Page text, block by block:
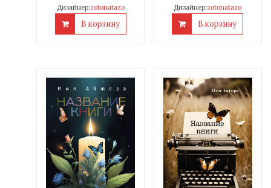
Дизайнер:zotonatazo
В корзину
Дизайнер:zotonatazo
В корзину